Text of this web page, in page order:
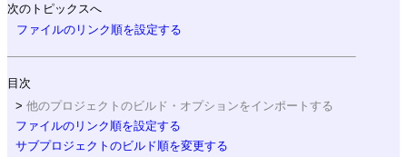
次のトピックスへ
ファイルのリンク順を設定する
目次
他のプロジェクトのビルド・オプションをインポートする
ファイルのリンク順を設定する
サブプロジェクトのビルド順を変更する